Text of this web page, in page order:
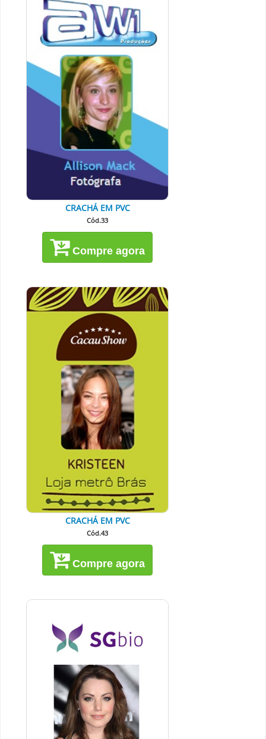
CRACHÁ EM PVC
Cód.33
Compre agora
CRACHÁ EM PVC
Cód.43
Compre agora